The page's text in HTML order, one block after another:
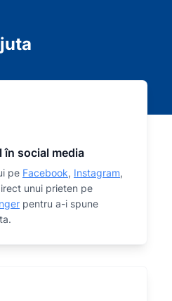
social media
pe Facebook, Instagram,
unui prieten pe
pentru a-i spune